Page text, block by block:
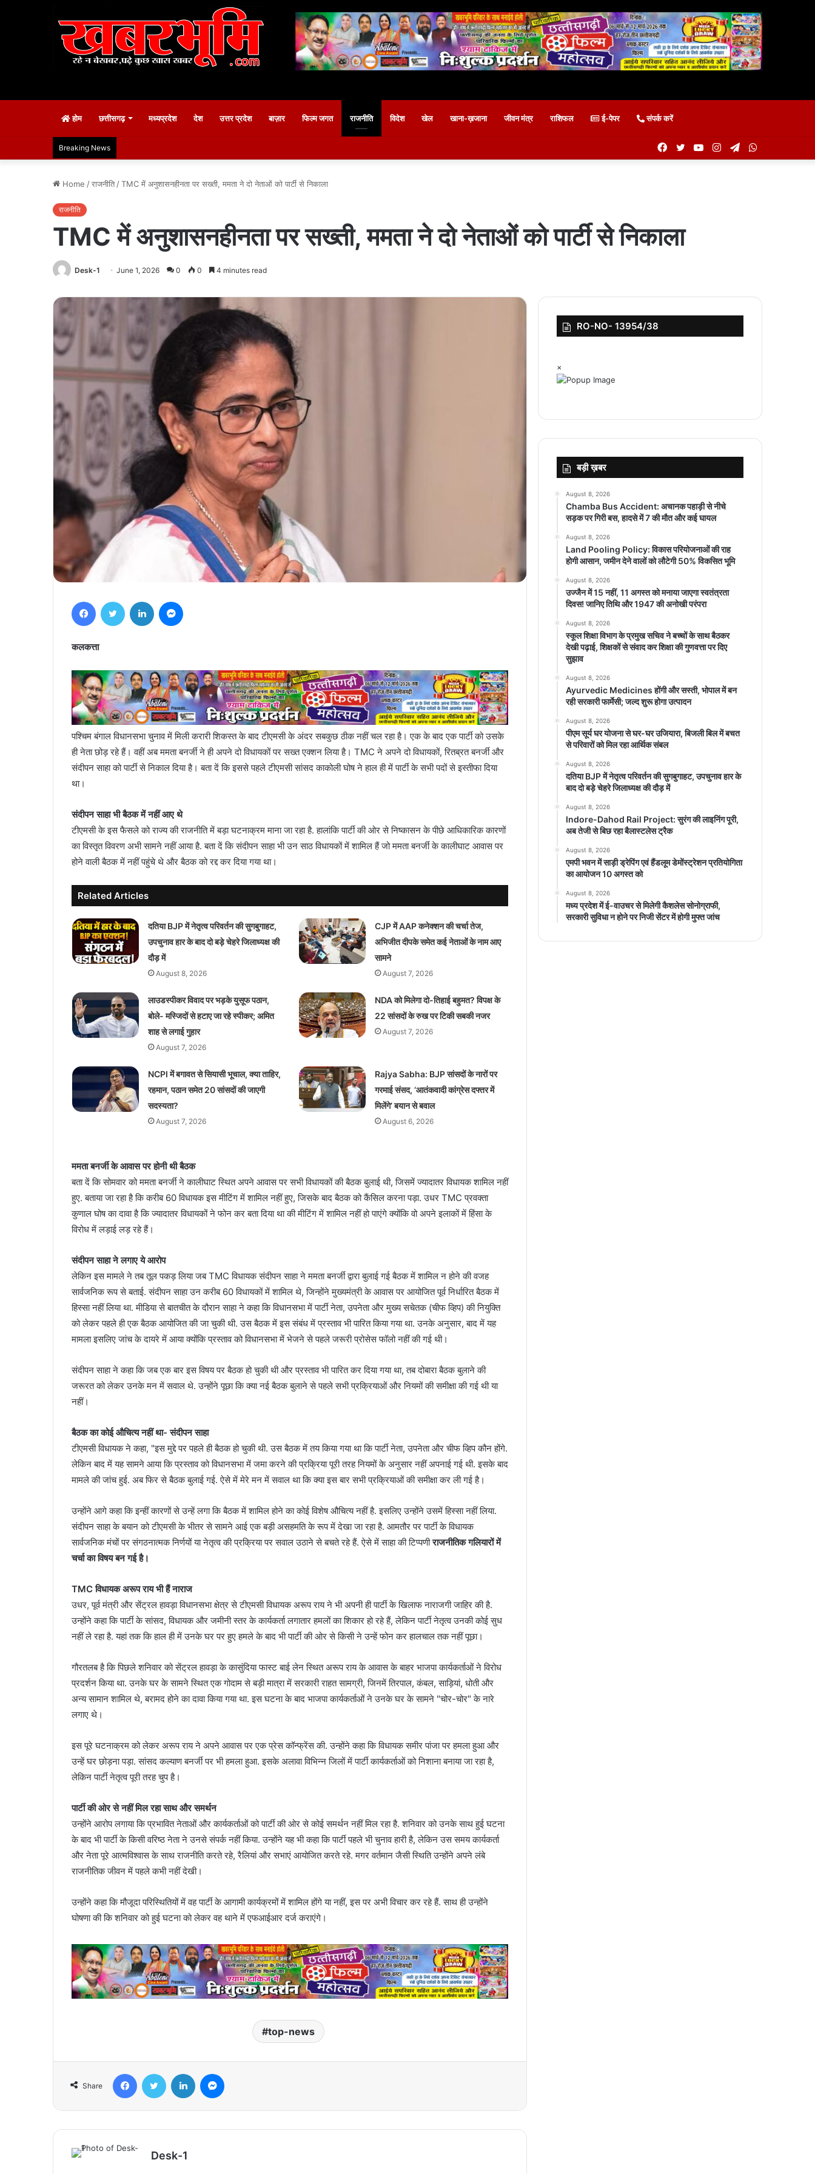
होम छत्तीसगढ़ मध्यप्रदेश देश उत्तर प्रदेश बाज़ार फिल्म जगत राजनीति विदेश खेल खाना-ख़जाना जीवन मंत्र राशिफल ई-पेपर संपर्क करें
Breaking News Telegram
Instagram
YouTube
Twitter
Facebook
Home /राजनीति /TMC में अनुशासनहीनता पर सख्ती, ममता ने दो नेताओं को पार्टी से निकाला
राजनीति
TMC में अनुशासनहीनता पर सख्ती, ममता ने दो नेताओं को पार्टी से निकाला
Desk-1 June 1, 2026 0 0 4 minutes read
कलकत्ता
पश्चिम बंगाल विधानसभा चुनाव में मिली करारी शिकस्त के बाद टीएमसी के अंदर सबकुछ ठीक नहीं चल रहा है। एक के बाद एक पार्टी को उसके
ही नेता छोड़ रहे हैं। वहीं अब ममता बनर्जी ने ही अपने दो विधायकों पर सख्त एक्शन लिया है। TMC ने अपने दो विधायकों, रितब्रत बनर्जी और
संदीपन साहा को पार्टी से निकाल दिया है। बता दें कि इससे पहले टीएमसी सांसद काकोली घोष ने हाल ही में पार्टी के सभी पदों से इस्तीफा दिया
था।
संदीपन साहा भी बैठक में नहीं आए थे
टीएमसी के इस फैसले को राज्य की राजनीति में बड़ा घटनाक्रम माना जा रहा है. हालांकि पार्टी की ओर से निष्कासन के पीछे आधिकारिक कारणों
का विस्तृत विवरण अभी सामने नहीं आया है. बता दें कि संदीपन साहा भी उन साठ विधायकों में शामिल हैं जो ममता बनर्जी के कालीघाट आवास पर
होने वाली बैठक में नहीं पहुंचे थे और बैठक को रद्द कर दिया गया था।
Related Articles
दतिया BJP में नेतृत्व परिवर्तन की सुगबुगाहट,
उपचुनाव हार के बाद दो बड़े चेहरे जिलाध्यक्ष की
दौड़ में
August 8, 2026
CJP में AAP कनेक्शन की चर्चा तेज,
अभिजीत दीपके समेत कई नेताओं के नाम आए
सामने
August 7, 2026
लाउडस्पीकर विवाद पर भड़के युसूफ पठान,
बोले- मस्जिदों से हटाए जा रहे स्पीकर; अमित
शाह से लगाई गुहार
August 7, 2026
NDA को मिलेगा दो-तिहाई बहुमत? विपक्ष के
22 सांसदों के रुख पर टिकी सबकी नजर
August 7, 2026
NCPI में बगावत से सियासी भूचाल, क्या ताहिर,
रहमान, पठान समेत 20 सांसदों की जाएगी
सदस्यता?
August 7, 2026
Rajya Sabha: BJP सांसदों के नारों पर
गरमाई संसद, ‘आतंकवादी कांग्रेस दफ्तर में
मिलेंगे’ बयान से बवाल
August 6, 2026
ममता बनर्जी के आवास पर होनी थी बैठक
बता दें कि सोमवार को ममता बनर्जी ने कालीघाट स्थित अपने आवास पर सभी विधायकों की बैठक बुलाई थी, जिसमें ज्यादातर विधायक शामिल नहीं
हुए. बताया जा रहा है कि करीब 60 विधायक इस मीटिंग में शामिल नहीं हुए, जिसके बाद बैठक को कैंसिल करना पड़ा. उधर TMC प्रवक्ता
कुणाल घोष का दावा है कि ज्यादातर विधायकों ने फोन कर बता दिया था की मीटिंग में शामिल नहीं हो पाएंगे क्योंकि वो अपने इलाकों में हिंसा के
विरोध में लड़ाई लड़ रहे हैं।
संदीपन साहा ने लगाए ये आरोप
लेकिन इस मामले ने तब तूल पकड़ लिया जब TMC विधायक संदीपन साहा ने ममता बनर्जी द्वारा बुलाई गई बैठक में शामिल न होने की वजह
सार्वजनिक रूप से बताई. संदीपन साहा उन करीब 60 विधायकों में शामिल थे, जिन्होंने मुख्यमंत्री के आवास पर आयोजित पूर्व निर्धारित बैठक में
हिस्सा नहीं लिया था. मीडिया से बातचीत के दौरान साहा ने कहा कि विधानसभा में पार्टी नेता, उपनेता और मुख्य सचेतक (चीफ व्हिप) की नियुक्ति
को लेकर पहले ही एक बैठक आयोजित की जा चुकी थी. उस बैठक में इस संबंध में प्रस्ताव भी पारित किया गया था. उनके अनुसार, बाद में यह
मामला इसलिए जांच के दायरे में आया क्योंकि प्रस्ताव को विधानसभा में भेजने से पहले जरूरी प्रोसेस फॉलो नहीं की गई थी।
संदीपन साहा ने कहा कि जब एक बार इस विषय पर बैठक हो चुकी थी और प्रस्ताव भी पारित कर दिया गया था, तब दोबारा बैठक बुलाने की
जरूरत को लेकर उनके मन में सवाल थे. उन्होंने पूछा कि क्या नई बैठक बुलाने से पहले सभी प्रक्रियाओं और नियमों की समीक्षा की गई थी या
नहीं।
बैठक का कोई औचित्य नहीं था- संदीपन साहा
टीएमसी विधायक ने कहा, "इस मुद्दे पर पहले ही बैठक हो चुकी थी. उस बैठक में तय किया गया था कि पार्टी नेता, उपनेता और चीफ व्हिप कौन होंगे.
लेकिन बाद में यह सामने आया कि प्रस्ताव को विधानसभा में जमा करने की प्रक्रिया पूरी तरह नियमों के अनुसार नहीं अपनाई गई थी. इसके बाद
मामले की जांच हुई. अब फिर से बैठक बुलाई गई. ऐसे में मेरे मन में सवाल था कि क्या इस बार सभी प्रक्रियाओं की समीक्षा कर ली गई है।
उन्होंने आगे कहा कि इन्हीं कारणों से उन्हें लगा कि बैठक में शामिल होने का कोई विशेष औचित्य नहीं है. इसलिए उन्होंने उसमें हिस्सा नहीं लिया.
संदीपन साहा के बयान को टीएमसी के भीतर से सामने आई एक बड़ी असहमति के रूप में देखा जा रहा है. आमतौर पर पार्टी के विधायक
सार्वजनिक मंचों पर संगठनात्मक निर्णयों या नेतृत्व की प्रक्रिया पर सवाल उठाने से बचते रहे हैं. ऐसे में साहा की टिप्पणीराजनीतिक गलियारों में
चर्चा का विषय बन गई है।
TMC विधायक अरूप राय भी हैं नाराज
उधर, पूर्व मंत्री और सेंट्रल हावड़ा विधानसभा क्षेत्र से टीएमसी विधायक अरूप राय ने भी अपनी ही पार्टी के खिलाफ नाराजगी जाहिर की है.
उन्होंने कहा कि पार्टी के सांसद, विधायक और जमीनी स्तर के कार्यकर्ता लगातार हमलों का शिकार हो रहे हैं, लेकिन पार्टी नेतृत्व उनकी कोई सुध
नहीं ले रहा है. यहां तक कि हाल ही में उनके घर पर हुए हमले के बाद भी पार्टी की ओर से किसी ने उन्हें फोन कर हालचाल तक नहीं पूछा।
गौरतलब है कि पिछले शनिवार को सेंट्रल हावड़ा के कासुंदिया फास्ट बाई लेन स्थित अरूप राय के आवास के बाहर भाजपा कार्यकर्ताओं ने विरोध
प्रदर्शन किया था. उनके घर के सामने स्थित एक गोदाम से बड़ी मात्रा में सरकारी राहत सामग्री, जिनमें तिरपाल, कंबल, साड़ियां, धोती और
अन्य सामान शामिल थे, बरामद होने का दावा किया गया था. इस घटना के बाद भाजपा कार्यकर्ताओं ने उनके घर के सामने "चोर-चोर" के नारे
लगाए थे।
इस पूरे घटनाक्रम को लेकर अरूप राय ने अपने आवास पर एक प्रेस कॉन्फ्रेंस की. उन्होंने कहा कि विधायक समीर पांजा पर हमला हुआ और
उन्हें घर छोड़ना पड़ा. सांसद कल्याण बनर्जी पर भी हमला हुआ. इसके अलावा विभिन्न जिलों में पार्टी कार्यकर्ताओं को निशाना बनाया जा रहा है,
लेकिन पार्टी नेतृत्व पूरी तरह चुप है।
पार्टी की ओर से नहीं मिल रहा साथ और समर्थन
उन्होंने आरोप लगाया कि प्रभावित नेताओं और कार्यकर्ताओं को पार्टी की ओर से कोई समर्थन नहीं मिल रहा है. शनिवार को उनके साथ हुई घटना
के बाद भी पार्टी के किसी वरिष्ठ नेता ने उनसे संपर्क नहीं किया. उन्होंने यह भी कहा कि पार्टी पहले भी चुनाव हारी है, लेकिन उस समय कार्यकर्ता
और नेता पूरे आत्मविश्वास के साथ राजनीति करते रहे, रैलियां और सभाएं आयोजित करते रहे. मगर वर्तमान जैसी स्थिति उन्होंने अपने लंबे
राजनीतिक जीवन में पहले कभी नहीं देखी।
उन्होंने कहा कि मौजूदा परिस्थितियों में वह पार्टी के आगामी कार्यक्रमों में शामिल होंगे या नहीं, इस पर अभी विचार कर रहे हैं. साथ ही उन्होंने
घोषणा की कि शनिवार को हुई घटना को लेकर वह थाने में एफआईआर दर्ज कराएंगे।
top-news
Share
Desk-1
RO-NO- 13954/38
×
बड़ी ख़बर
August 8, 2026
Chamba Bus Accident: अचानक पहाड़ी से नीचे
सड़क पर गिरी बस, हादसे में 7 की मौत और कई घायल
August 8, 2026
Land Pooling Policy: विकास परियोजनाओं की राह
होगी आसान, जमीन देने वालों को लौटेगी 50% विकसित भूमि
August 8, 2026
उज्जैन में 15 नहीं, 11 अगस्त को मनाया जाएगा स्वतंत्रता
दिवस! जानिए तिथि और 1947 की अनोखी परंपरा
August 8, 2026
स्कूल शिक्षा विभाग के प्रमुख सचिव ने बच्चों के साथ बैठकर
देखी पढ़ाई, शिक्षकों से संवाद कर शिक्षा की गुणवत्ता पर दिए
सुझाव
August 8, 2026
Ayurvedic Medicines होंगी और सस्ती, भोपाल में बन
रही सरकारी फार्मेसी; जल्द शुरू होगा उत्पादन
August 8, 2026
पीएम सूर्य घर योजना से घर-घर उजियारा, बिजली बिल में बचत
से परिवारों को मिल रहा आर्थिक संबल
August 8, 2026
दतिया BJP में नेतृत्व परिवर्तन की सुगबुगाहट, उपचुनाव हार के
बाद दो बड़े चेहरे जिलाध्यक्ष की दौड़ में
August 8, 2026
Indore-Dahod Rail Project: सुरंग की लाइनिंग पूरी,
अब तेजी से बिछ रहा बैलास्टलेस ट्रैक
August 8, 2026
एमपी भवन में साड़ी ड्रेपिंग एवं हैंडलूम डेमोंस्ट्रेशन प्रतियोगिता
का आयोजन 10 अगस्त को
August 8, 2026
मध्य प्रदेश में ई-वाउचर से मिलेगी कैशलेस सोनोग्राफी,
सरकारी सुविधा न होने पर निजी सेंटर में होगी मुफ्त जांच